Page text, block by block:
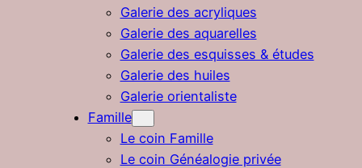
Galerie des acryliques
Galerie des aquarelles
Galerie des esquisses & études
Galerie des huiles
Galerie orientaliste
Famille
Le coin Famille
Le coin Généalogie privée